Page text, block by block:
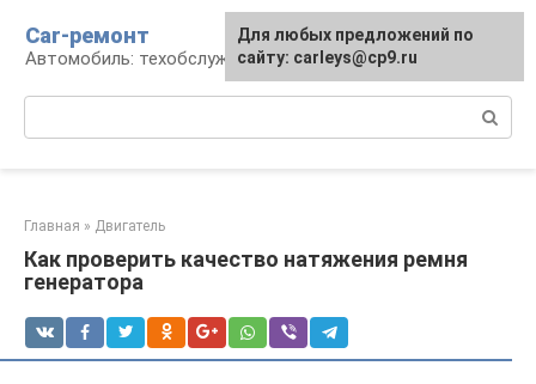
контенту
Car-ремонт
Автомобиль: техобслуживание и ремонт
Главная » Двигатель
Как проверить качество натяжения ремня
генератора
Для любых предложений по
сайту: carleys@cp9.ru